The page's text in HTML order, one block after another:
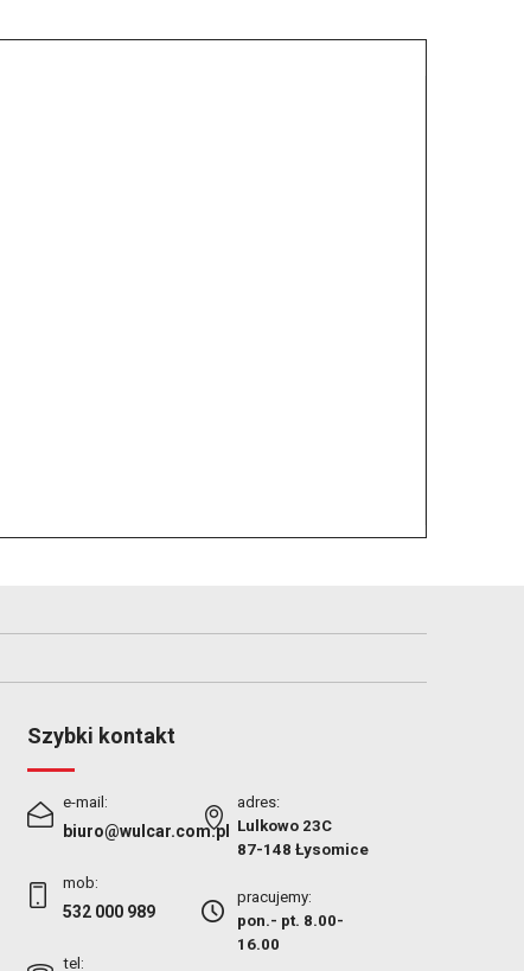
Szybki kontakt
e-mail:
biuro@wulcar.com.pl
mob:
532 000 989
tel:
adres:
Lulkowo 23C
87-148 Łysomice
pracujemy:
pon.- pt. 8.00-
16.00